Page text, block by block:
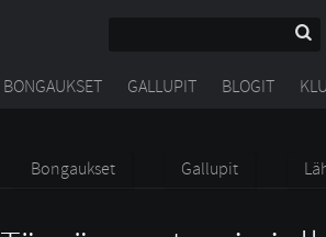
BONGAUKSET GALLUPIT BLOGIT
Bongaukset Gallupit